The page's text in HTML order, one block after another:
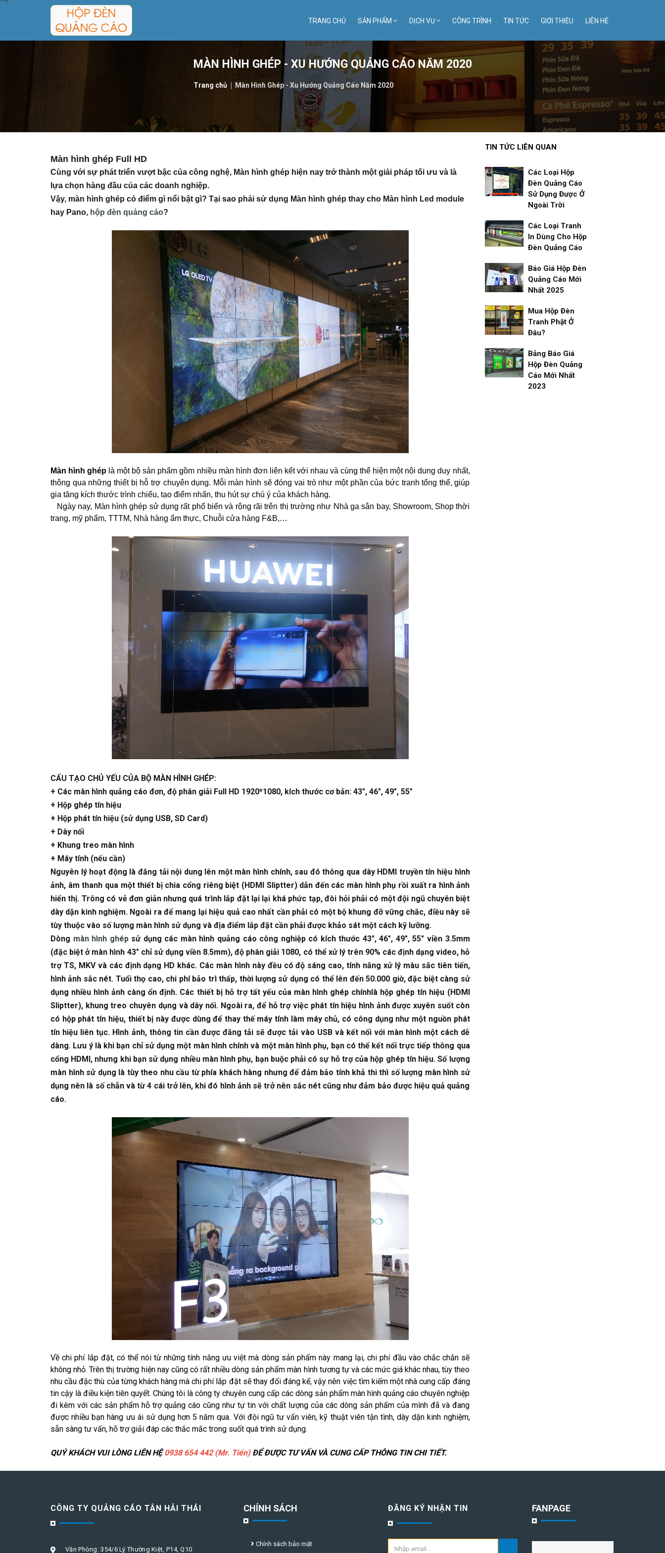
TRANG CHỦ SẢN PHẨM DỊCH VỤ CÔNG TRÌNH TIN TỨC GIỚI THIỆU LIÊN HỆ
MÀN HÌNH GHÉP - XU HƯỚNG QUẢNG CÁO NĂM 2020
Trang chủ Màn Hình Ghép - Xu Hướng Quảng Cáo Năm 2020
Màn hình ghép Full HD
Cùng với sự phát triển vượt bậc của công nghệ, Màn hình ghép hiện nay trở thành một giải pháp tối ưu và là
lựa chọn hàng đầu của các doanh nghiệp.
Vậy, màn hình ghép có điểm gì nổi bật gì? Tại sao phải sử dụng Màn hình ghép thay cho Màn hình Led module
hay Pano, hộp đèn quảng cáo?
Màn hình ghép là một bộ sản phẩm gồm nhiều màn hình đơn liên kết với nhau và cùng thể hiện một nội dung duy nhất,
thông qua những thiết bị hỗ trợ chuyên dụng. Mỗi màn hình sẽ đóng vai trò như một phần của bức tranh tổng thể, giúp
gia tăng kích thước trình chiếu, tạo điểm nhấn, thu hút sự chú ý của khách hàng.
Ngày nay, Màn hình ghép sử dụng rất phổ biến và rộng rãi trên thị trường như Nhà ga sân bay, Showroom, Shop thời
trang, mỹ phẩm, TTTM, Nhà hàng ẩm thực, Chuỗi cửa hàng F&B,…
CẤU TẠO CHỦ YẾU CỦA BỘ MÀN HÌNH GHÉP:
+ Các màn hình quảng cáo đơn, độ phân giải Full HD 1920*1080, kích thước cơ bản: 43", 46", 49", 55"
+ Hộp ghép tín hiệu
+ Hộp phát tín hiệu (sử dụng USB, SD Card)
+ Dây nối
+ Khung treo màn hình
+ Máy tính (nếu cần)
Nguyên lý hoạt động là đăng tải nội dung lên một màn hình chính, sau đó thông qua dây HDMI truyền tín hiệu hình
ảnh, âm thanh qua một thiết bị chia cổng riêng biệt (HDMI Sliptter) dẫn đến các màn hình phụ rồi xuất ra hình ảnh
hiển thị. Trông có vẻ đơn giản nhưng quá trình lắp đặt lại lại khá phức tạp, đòi hỏi phải có một đội ngũ chuyên biệt
dày dặn kinh nghiệm. Ngoài ra để mang lại hiệu quả cao nhất cần phải có một bộ khung đỡ vững chắc, điều này sẽ
tùy thuộc vào số lượng màn hình sử dụng và địa điểm lắp đặt cần phải được khảo sát một cách kỹ lưỡng.
Dòng màn hình ghépsử dụng các màn hình quảng cáo công nghiệp có kích thước 43″, 46″, 49″, 55″ viền 3.5mm
(đặc biệt ở màn hình 43″ chỉ sử dụng viền 8.5mm), độ phân giải 1080, có thể xử lý trên 90% các định dạng video, hỗ
trợ TS, MKV và các định dạng HD khác. Các màn hình này đều có độ sáng cao, tính năng xử lý màu sắc tiên tiến,
hình ảnh sắc nét. Tuổi thọ cao, chi phí bảo trì thấp, thời lượng sử dụng có thể lên đến 50.000 giờ, đặc biệt càng sử
dụng nhiều hình ảnh càng ổn định. Các thiết bị hỗ trợ tất yếu của màn hình ghép chínhlà hộp ghép tín hiệu (HDMI
Sliptter), khung treo chuyên dụng và dây nối. Ngoài ra, để hỗ trợ việc phát tín hiệu hình ảnh được xuyên suốt còn
có hộp phát tín hiệu, thiết bị này được dùng để thay thế máy tính làm máy chủ, có công dụng như một nguồn phát
tín hiệu liên tục. Hình ảnh, thông tin cần được đăng tải sẽ được tải vào USB và kết nối với màn hình một cách dễ
dàng. Lưu ý là khi bạn chỉ sử dụng một màn hình chính và một màn hình phụ, bạn có thể kết nối trực tiếp thông qua
cổng HDMI, nhưng khi bạn sử dụng nhiều màn hình phụ, bạn buộc phải có sự hỗ trợ của hộp ghép tín hiệu. Số lượng
màn hình sử dụng là tùy theo nhu cầu từ phía khách hàng nhưng để đảm bảo tính khả thi thì số lượng màn hình sử
dụng nên là số chẵn và từ 4 cái trở lên, khi đó hình ảnh sẽ trở nên sắc nét cũng như đảm bảo được hiệu quả quảng
cáo.
Về chi phí lắp đặt, có thể nói từ những tính năng ưu việt mà dòng sản phẩm này mang lại, chi phí đầu vào chắc chắn sẽ
không nhỏ. Trên thị trường hiện nay cũng có rất nhiều dòng sản phẩm màn hình tương tự và các mức giá khác nhau, tùy theo
nhu cầu đặc thù của từng khách hàng mà chi phí lắp đặt sẽ thay đổi đáng kể, vậy nên việc tìm kiếm một nhà cung cấp đáng
tin cậy là điều kiện tiên quyết. Chúng tôi là công ty chuyên cung cấp các dòng sản phẩm màn hình quảng cáo chuyên nghiệp
đi kèm với các sản phẩm hỗ trợ quảng cáo cũng như tự tin với chất lượng của các dòng sản phẩm của mình đã và đang
được nhiều bạn hàng ưu ái sử dụng hơn 5 năm qua. Với đội ngũ tư vấn viên, kỹ thuật viên tận tình, dày dặn kinh nghiệm,
sẵn sàng tư vấn, hỗ trợ giải đáp các thắc mắc trong suốt quá trình sử dụng.
QUÝ KHÁCH VUI LÒNG LIÊN HỆ0938 654 442 (Mr. Tiến) ĐỂ ĐƯỢC TƯ VẤN VÀ CUNG CẤP THÔNG TIN CHI TIẾT.
TIN TỨC LIÊN QUAN
Các Loại Hộp
Đèn Quảng Cáo
Sử Dụng Được Ở
Ngoài Trời
Các Loại Tranh
In Dùng Cho Hộp
Đèn Quảng Cáo
Báo Giá Hộp Đèn
Quảng Cáo Mới
Nhất 2025
Mua Hộp Đèn
Tranh Phật Ở
Đâu?
Bảng Báo Giá
Hộp Đèn Quảng
Cáo Mới Nhất
2023
CÔNG TY QUẢNG CÁO TÂN HẢI THÁI
Văn Phòng: 354/6 Lý Thường Kiệt, P14, Q10
CHÍNH SÁCH
Chính sách bảo mật
ĐĂNG KÝ NHẬN TIN FANPAGE